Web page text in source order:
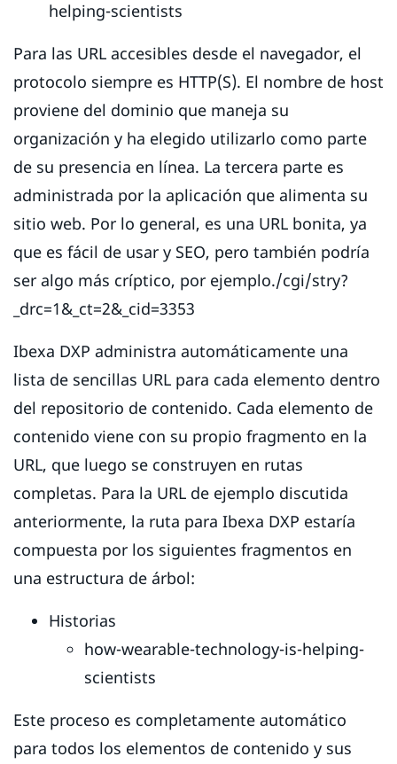
helping-scientists
Para las URL accesibles desde el navegador, el
protocolo siempre es HTTP(S). El nombre de host
proviene del dominio que maneja su
organización y ha elegido utilizarlo como parte
de su presencia en línea. La tercera parte es
administrada por la aplicación que alimenta su
sitio web. Por lo general, es una URL bonita, ya
que es fácil de usar y SEO, pero también podría
ser algo más críptico, por ejemplo./cgi/stry?
_drc=1&_ct=2&_cid=3353
Ibexa DXP administra automáticamente una
lista de sencillas URL para cada elemento dentro
del repositorio de contenido. Cada elemento de
contenido viene con su propio fragmento en la
URL, que luego se construyen en rutas
completas. Para la URL de ejemplo discutida
anteriormente, la ruta para Ibexa DXP estaría
compuesta por los siguientes fragmentos en
una estructura de árbol:
Historias
how-wearable-technology-is-helping-
scientists
Este proceso es completamente automático
para todos los elementos de contenido y sus